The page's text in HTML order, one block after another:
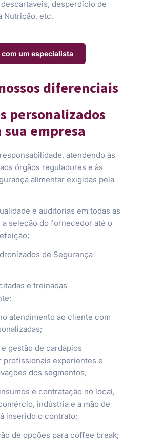
diferenciais
personalizados
sua empresa
atendendo às
órgãos reguladores e às
alimentar exigidas pela
e auditorias em todas as
a seleção do fornecedor até o
de Segurança
e treinadas
atendimento ao cliente com
gestão de cardápios
profissionais experientes e
dos segmentos;
e contratação no local,
indústria e a mão de
inserido o contrato;
de opções para coffee break;
desperdício de
Nutrição, etc.
com um especialista